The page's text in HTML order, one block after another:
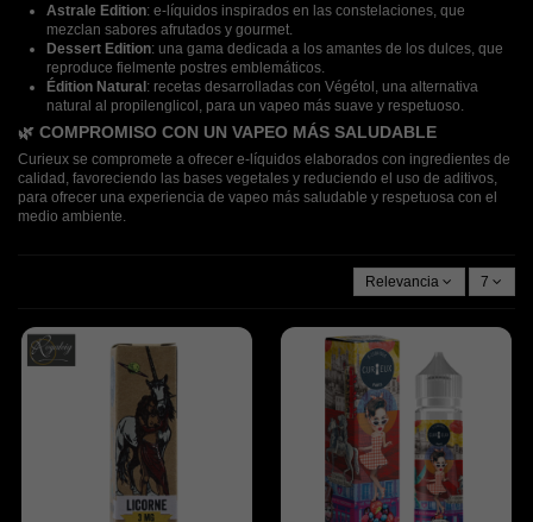
Astrale Edition: e-líquidos inspirados en las constelaciones, que
mezclan sabores afrutados y gourmet.
Dessert Edition: una gama dedicada a los amantes de los dulces, que
reproduce fielmente postres emblemáticos.
Édition Natural: recetas desarrolladas con Végétol, una alternativa
natural al propilenglicol, para un vapeo más suave y respetuoso.
🌿 COMPROMISO CON UN VAPEO MÁS SALUDABLE
Curieux se compromete a ofrecer e-líquidos elaborados con ingredientes de
calidad, favoreciendo las bases vegetales y reduciendo el uso de aditivos,
para ofrecer una experiencia de vapeo más saludable y respetuosa con el
medio ambiente.
Relevancia 7